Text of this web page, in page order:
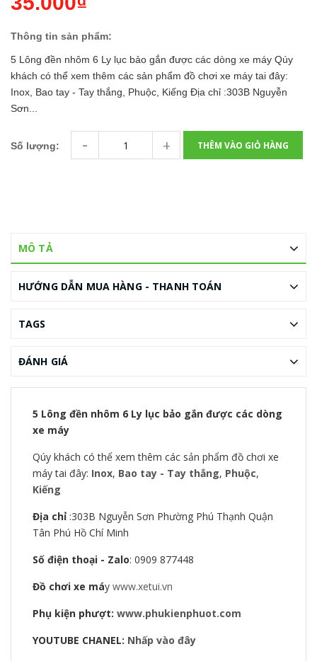
Thông tin sản phẩm:
5 Lông đền nhôm 6 Ly lục bảo gắn được các dòng xe máy Qúy
khách có thể xem thêm các sản phẩm đồ chơi xe máy tai đây:
Inox, Bao tay - Tay thắng, Phuộc, Kiếng Địa chỉ :303B Nguyễn
Sơn...
Số lượng: - + THÊM VÀO GIỎ HÀNG
MÔ TẢ
HƯỚNG DẪN MUA HÀNG - THANH TOÁN
TAGS
ĐÁNH GIÁ
5 Lông đền nhôm 6 Ly lục bảo gắn được các dòng
xe máy
Qúy khách có thể xem thêm các sản phẩm đồ chơi xe
máy tai đây: Inox, Bao tay - Tay thắng, Phuộc,
Kiếng
Địa chỉ :303B Nguyễn Sơn Phường Phú Thạnh Quận
Tân Phú Hồ Chí Minh
Số điện thoại - Zalo: 0909 877448
Đồ chơi xe máy www.xetui.vn
Phụ kiện phượt: www.phukienphuot.com
YOUTUBE CHANEL: Nhấp vào đây